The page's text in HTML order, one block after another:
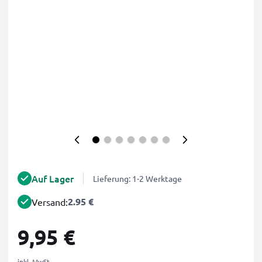
Auf Lager Lieferung: 1-2 Werktage
Versand:2.95 €
9,95 €